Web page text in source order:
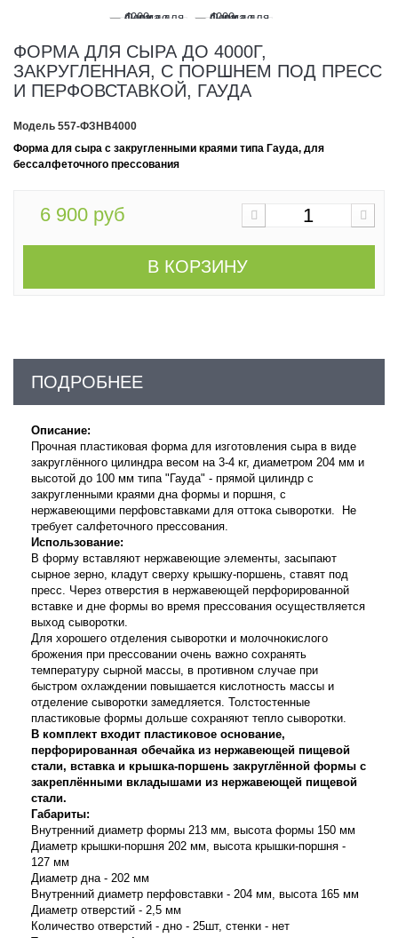
ФОРМА ДЛЯ СЫРА ДО 4000Г,
ЗАКРУГЛЕННАЯ, С ПОРШНЕМ ПОД ПРЕСС
И ПЕРФОВСТАВКОЙ, ГАУДА
Модель 557-ФЗНВ4000
Форма для сыра с закругленными краями типа Гауда, для
бессалфеточного прессования
6 900 руб
В КОРЗИНУ
ПОДРОБНЕЕ
Описание:
Прочная пластиковая форма для изготовления сыра в виде
закруглённого цилиндра весом на 3-4 кг, диаметром 204 мм и
высотой до 100 мм типа "Гауда" - прямой цилиндр с
закругленными краями дна формы и поршня, с
нержавеющими перфовставками для оттока сыворотки. Не
требует салфеточного прессования.
Использование:
В форму вставляют нержавеющие элементы, засыпают
сырное зерно, кладут сверху крышку-поршень, ставят под
пресс. Через отверстия в нержавеющей перфорированной
вставке и дне формы во время прессования осуществляется
выход сыворотки.
Для хорошего отделения сыворотки и молочнокислого
брожения при прессовании очень важно сохранять
температуру сырной массы, в противном случае при
быстром охлаждении повышается кислотность массы и
отделение сыворотки замедляется. Толстостенные
пластиковые формы дольше сохраняют тепло сыворотки.
В комплект входит пластиковое основание,
перфорированная обечайка из нержавеющей пищевой
стали, вставка и крышка-поршень закруглённой формы с
закреплёнными вкладышами из нержавеющей пищевой
стали.
Габариты:
Внутренний диаметр формы 213 мм, высота формы 150 мм
Диаметр крышки-поршня 202 мм, высота крышки-поршня -
127 мм
Диаметр дна - 202 мм
Внутренний диаметр перфовставки - 204 мм, высота 165 мм
Диаметр отверстий - 2,5 мм
Количество отверстий - дно - 25шт, стенки - нет